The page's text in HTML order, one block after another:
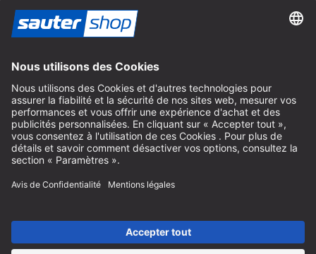
Devenir revendeur
Mentions légales
Conditions Générales
Protection des Données
Paramètres des Cookies
TVA incl. / frais de port en sus
* livraison gratuite à partir de 150 euros d'achat en Allemagne pour
les tailles de colis standard, hors articles encombrants et fret